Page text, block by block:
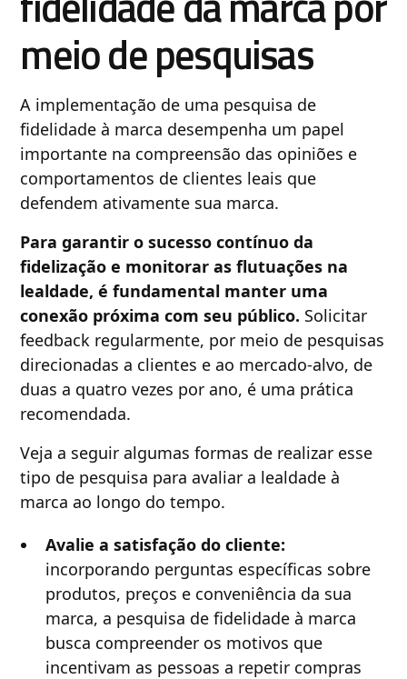
meio de pesquisas
A implementação de uma pesquisa de
fidelidade à marca desempenha um papel
importante na compreensão das opiniões e
comportamentos de clientes leais que
defendem ativamente sua marca.
Para garantir o sucesso contínuo da
fidelização e monitorar as flutuações na
lealdade, é fundamental manter uma
conexão próxima com seu público. Solicitar
feedback regularmente, por meio de pesquisas
direcionadas a clientes e ao mercado-alvo, de
duas a quatro vezes por ano, é uma prática
recomendada.
Veja a seguir algumas formas de realizar esse
tipo de pesquisa para avaliar a lealdade à
marca ao longo do tempo.
Avalie a satisfação do cliente:
incorporando perguntas específicas sobre
produtos, preços e conveniência da sua
marca, a pesquisa de fidelidade à marca
busca compreender os motivos que
incentivam as pessoas a repetir compras